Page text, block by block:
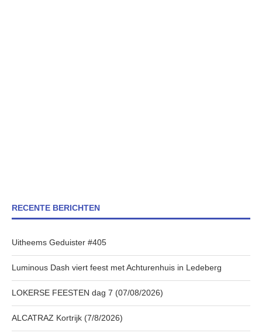
RECENTE BERICHTEN
Uitheems Geduister #405
Luminous Dash viert feest met Achturenhuis in Ledeberg
LOKERSE FEESTEN dag 7 (07/08/2026)
ALCATRAZ Kortrijk (7/8/2026)